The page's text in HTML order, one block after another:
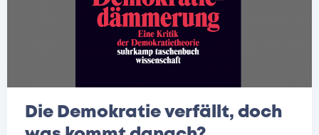
Die Demokratie verfällt, doch